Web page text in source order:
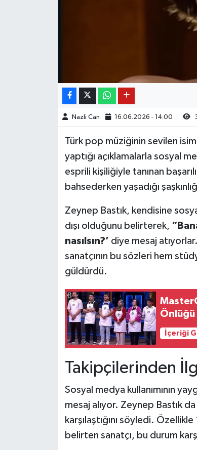
Nazli Can 16.06.2026 - 14:00
Türk pop müziğinin sevilen
yaptığı açıklamalarla sosyal
esprili kişiliğiyle tanınan
bahsederken yaşadığı
Zeynep Bastık, kendisine
dışı olduğunu belirterek,
nasılsın?’ diye mesaj atıyorlar.
sanatçının bu sözleri hem
güldürdü.
Önlüğü
İçeriği
Takipçilerinden
Sosyal medya kullanımının
mesaj alıyor. Zeynep Bastık
karşılaştığını söyledi.
belirten sanatçı, bu durum